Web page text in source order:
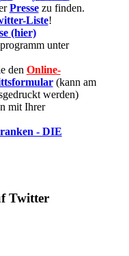
Pressezu finden.
Liste!
(hier)
unter
den Online-
(kann am
werden)
mit Ihrer
- DIE
Twitter